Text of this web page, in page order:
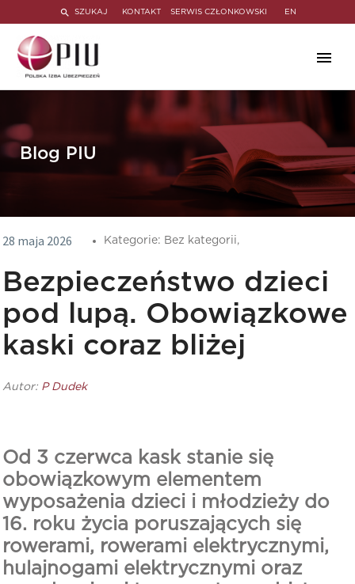
SZUKAJ KONTAKT SERWIS CZŁONKOWSKI EN
Blog PIU
28 maja 2026 Kategorie: Bez kategorii,
Bezpieczeństwo dzieci
pod lupą. Obowiązkowe
kaski coraz bliżej
Autor: P Dudek
Od 3 czerwca kask stanie się
obowiązkowym elementem
wyposażenia dzieci i młodzieży do
16. roku życia poruszających się
rowerami, rowerami elektrycznymi,
hulajnogami elektrycznymi oraz